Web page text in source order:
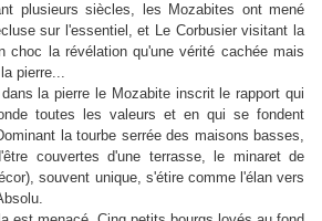
plusieurs siècles, les Mozabites ont mené
sur l'essentiel, et Le Corbusier visitant la
choc la révélation qu'une vérité cachée mais
pierre...
la pierre le Mozabite inscrit le rapport qui
toutes les valeurs et en qui se fondent
la tourbe serrée des maisons basses,
couvertes d'une terrasse, le minaret de
souvent unique, s'étire comme l'élan vers